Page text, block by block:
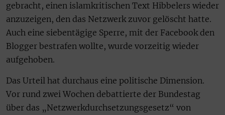
gebracht, einen islamkritischen Text Hibbelers wieder
anzuzeigen, den das Netzwerk zuvor gelöscht hatte.
Auch eine siebentägige Sperre, mit der Facebook den
Blogger bestrafen wollte, wurde vorzeitig wieder
aufgehoben.
Das Urteil hat durchaus eine politische Dimension.
Vor rund zwei Wochen debattierte der Bundestag
über das „Netzwerkdurchsetzungsgesetz“ von